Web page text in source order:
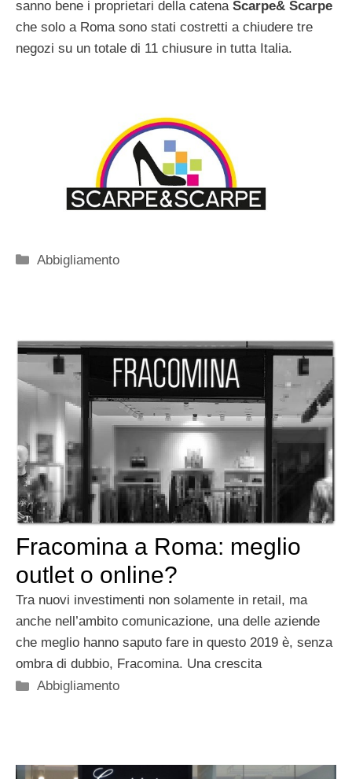
sanno bene i proprietari della catena Scarpe& Scarpe
che solo a Roma sono stati costretti a chiudere tre
negozi su un totale di 11 chiusure in tutta Italia.
Categorie
Abbigliamento
Fracomina a Roma: meglio
outlet o online?
Tra nuovi investimenti non solamente in retail, ma
anche nell’ambito comunicazione, una delle aziende
che meglio hanno saputo fare in questo 2019 è, senza
ombra di dubbio, Fracomina. Una crescita
Categorie
Abbigliamento